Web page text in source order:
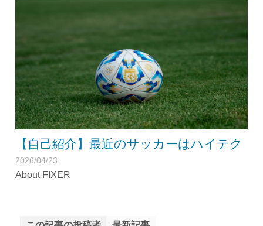
【自己紹介】最近のサッカーはハイテク
2026/04/23
About FIXER